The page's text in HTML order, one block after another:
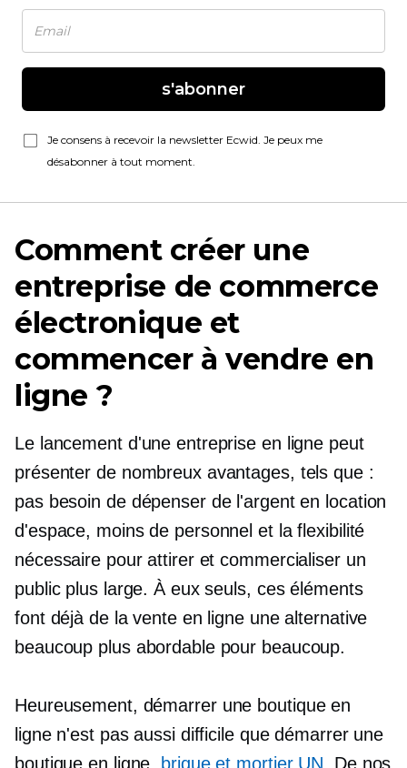
s'abonner
Je consens à recevoir la newsletter Ecwid. Je peux me
désabonner à tout moment.
Comment créer une
entreprise de commerce
électronique et
commencer à vendre en
ligne ?
Le lancement d'une entreprise en ligne peut
présenter de nombreux avantages, tels que :
pas besoin de dépenser de l'argent en location
d'espace, moins de personnel et la flexibilité
nécessaire pour attirer et commercialiser un
public plus large. À eux seuls, ces éléments
font déjà de la vente en ligne une alternative
beaucoup plus abordable pour beaucoup.
Heureusement, démarrer une boutique en
ligne n'est pas aussi difficile que démarrer une
boutique en ligne.
brique et mortierUN . De nos